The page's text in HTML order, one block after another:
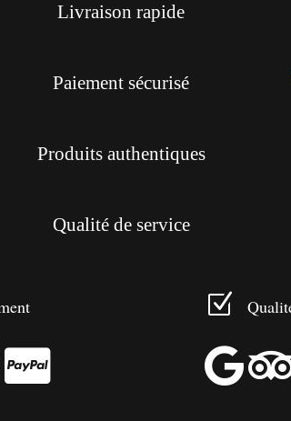
Livraison rapide
Paiement sécurisé
Produits authentiques
Qualité de service

Z
